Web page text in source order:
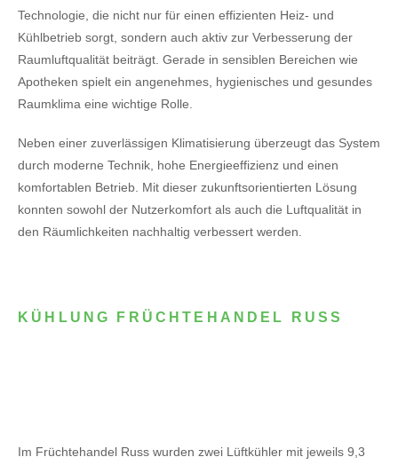
Technologie, die nicht nur für einen effizienten Heiz- und
Kühlbetrieb sorgt, sondern auch aktiv zur Verbesserung der
Raumluftqualität beiträgt. Gerade in sensiblen Bereichen wie
Apotheken spielt ein angenehmes, hygienisches und gesundes
Raumklima eine wichtige Rolle.
Neben einer zuverlässigen Klimatisierung überzeugt das System
durch moderne Technik, hohe Energieeffizienz und einen
komfortablen Betrieb. Mit dieser zukunftsorientierten Lösung
konnten sowohl der Nutzerkomfort als auch die Luftqualität in
den Räumlichkeiten nachhaltig verbessert werden.
KÜHLUNG FRÜCHTEHANDEL RUSS
Im Früchtehandel Russ wurden zwei Lüftkühler mit jeweils 9,3